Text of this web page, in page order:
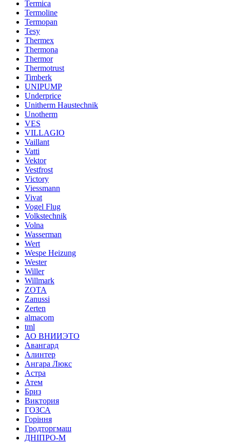
Termica
Termoline
Termopan
Tesy
Thermex
Thermona
Thermor
Thermotrust
Timberk
UNIPUMP
Underprice
Unitherm Haustechnik
Unotherm
VES
VILLAGIO
Vaillant
Vatti
Vektor
Vestfrost
Victory
Viessmann
Vivat
Vogel Flug
Volkstechnik
Volna
Wasserman
Wert
Wespe Heizung
Wester
Willer
Willmark
ZOTA
Zanussi
Zerten
almacom
tml
АО ВНИИЭТО
Авангард
Алинтер
Ангара Люкс
Астра
Атем
Бриз
Виктория
ГОЗСА
Горіння
Гродторгмаш
ДНІПРО-М